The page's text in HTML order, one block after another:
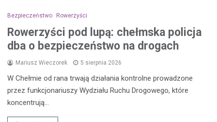
Bezpieczeństwo Rowerzyści
Rowerzyści pod lupą: chełmska policja
dba o bezpieczeństwo na drogach
Mariusz Wieczorek 5 sierpnia 2026
W Chełmie od rana trwają działania kontrolne prowadzone
przez funkcjonariuszy Wydziału Ruchu Drogowego, które
koncentrują…